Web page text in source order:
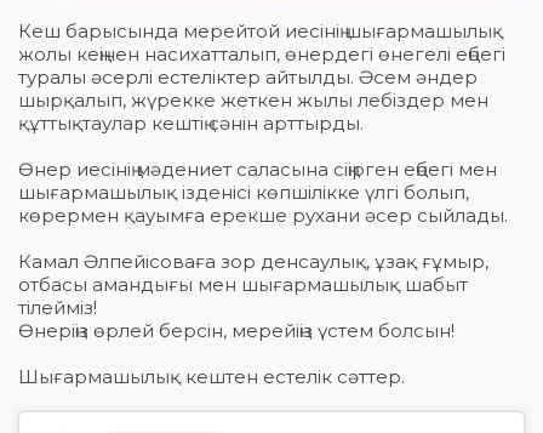
Кеш барысында мерейтой иесінің шығармашылық
жолы кеңінен насихатталып, өнердегі өнегелі еңбегі
туралы әсерлі естеліктер айтылды. Әсем әндер
шырқалып, жүрекке жеткен жылы лебіздер мен
құттықтаулар кештің сәнін арттырды.
Өнер иесінің мәдениет саласына сіңірген еңбегі мен
шығармашылық ізденісі көпшілікке үлгі болып,
көрермен қауымға ерекше рухани әсер сыйлады.
Камал Әлпейісоваға зор денсаулық, ұзақ ғұмыр,
отбасы амандығы мен шығармашылық шабыт
тілейміз!
Өнеріңіз өрлей берсін, мерейіңіз үстем болсын!
Шығармашылық кештен естелік сәттер.